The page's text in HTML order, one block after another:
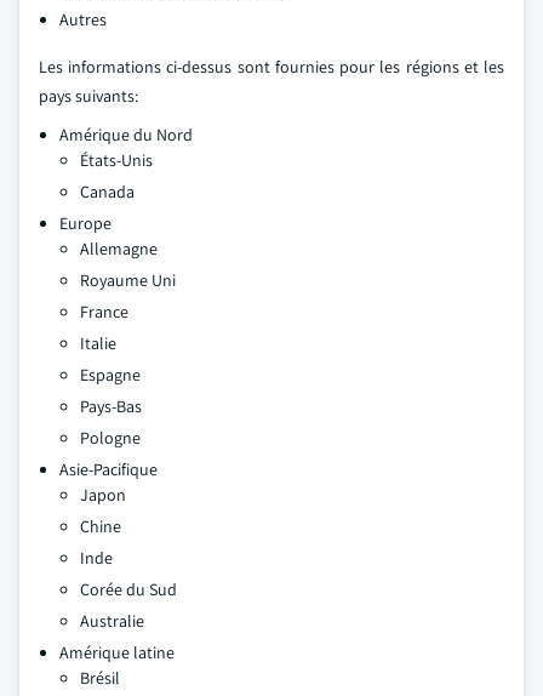
Autres
Les informations ci-dessus sont fournies pour les régions et les
pays suivants:
Amérique du Nord
États-Unis
Canada
Europe
Allemagne
Royaume Uni
France
Italie
Espagne
Pays-Bas
Pologne
Asie-Pacifique
Japon
Chine
Inde
Corée du Sud
Australie
Amérique latine
Brésil